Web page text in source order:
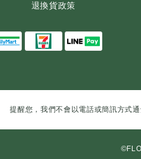
退換貨政策
提醒您，我們不會以電話或簡訊方式